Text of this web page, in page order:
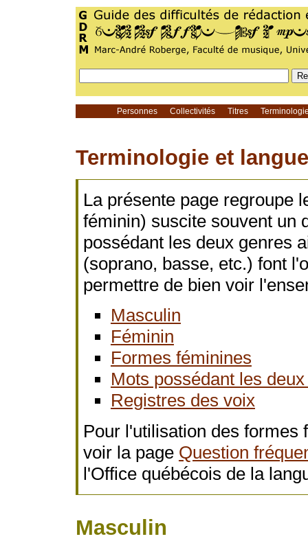
Personnes Collectivités Titres
Terminologie et
La présente page regroupe
féminin) suscite souvent un
possédant les deux genres
(soprano, basse, etc.) font
permettre de bien voir
Masculin
Féminin
Formes féminines
Mots possédant les
Registres des voix
Pour l'utilisation des formes
voir la page Question
l'Office québécois de la
Masculin